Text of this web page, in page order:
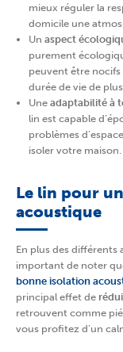
mieux réguler la
domicile une
Un aspect
purement
peuvent être
durée de vie de
Une adaptabilité à
lin est capable
problèmes
isoler votre maison.
Le lin pour
acoustique
En plus des différents
important de noter
bonne isolation
principal effet de
retrouvent comme
vous profitez d’un